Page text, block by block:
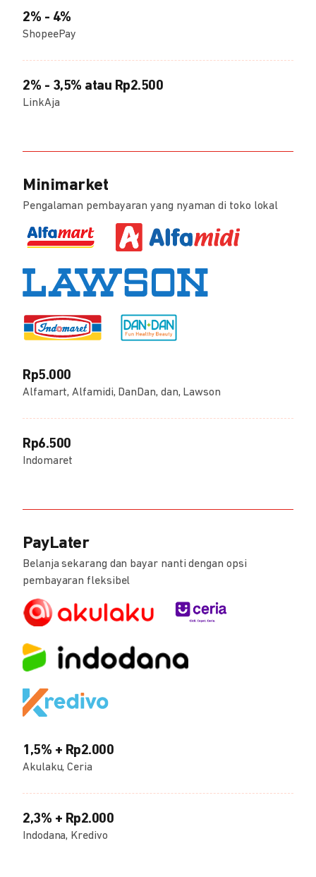
2% - 4%
ShopeePay
2% - 3,5% atau Rp2.500
LinkAja
Minimarket
Pengalaman pembayaran yang nyaman di toko lokal
Rp5.000
Alfamart, Alfamidi, DanDan, dan, Lawson
Rp6.500
Indomaret
PayLater
Belanja sekarang dan bayar nanti dengan opsi
pembayaran fleksibel
1,5% + Rp2.000
Akulaku, Ceria
2,3% + Rp2.000
Indodana, Kredivo